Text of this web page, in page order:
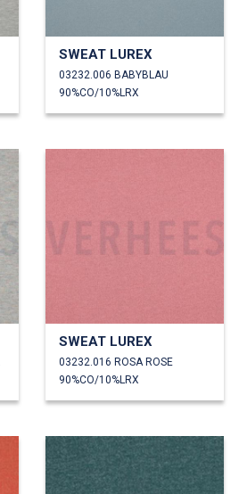
SWEAT LUREX
03232.006 BABYBLAU
90%CO/10%LRX
SWEAT LUREX
03232.016 ROSA ROSE
90%CO/10%LRX